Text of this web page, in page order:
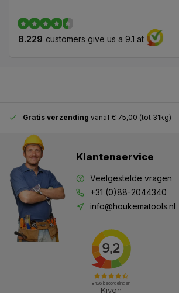
8.229 customers give us a 9.1 at
Gratis verzending vanaf € 75,00 (tot 31kg)
Klantenservice
Veelgestelde vragen
+31 (0)88-2044340
info@houkematools.nl